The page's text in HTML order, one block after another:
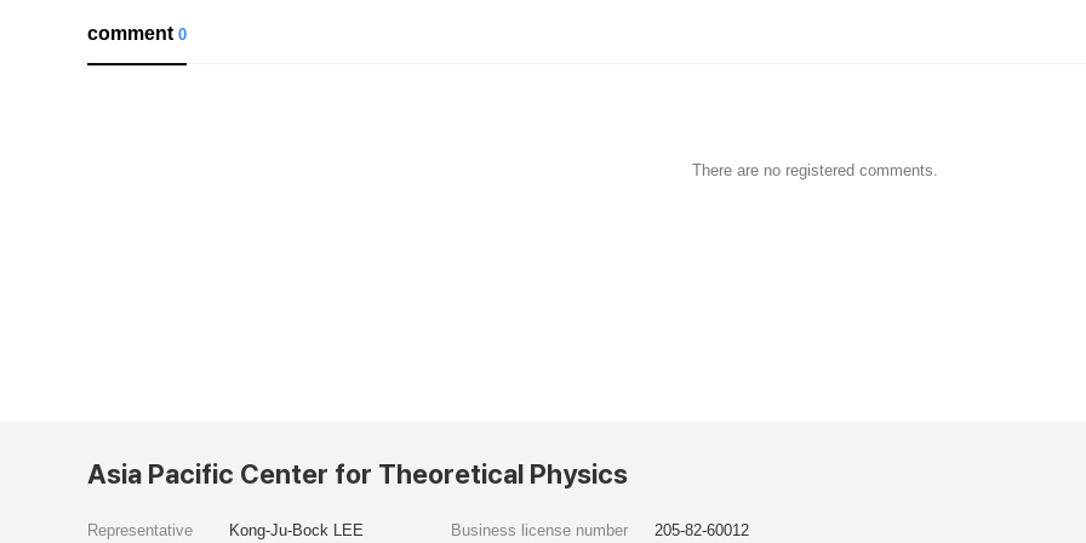
comment0
There are no registered comments.
Asia Pacific Center for Theoretical Physics
Representative Kong-Ju-Bock LEE Business license number 205-82-60012